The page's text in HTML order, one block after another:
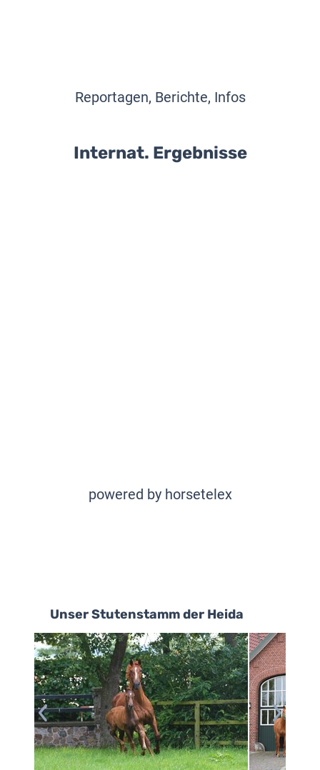
Reportagen, Berichte, Infos
Internat. Ergebnisse
powered by horsetelex
Unser Stutenstamm der Heida